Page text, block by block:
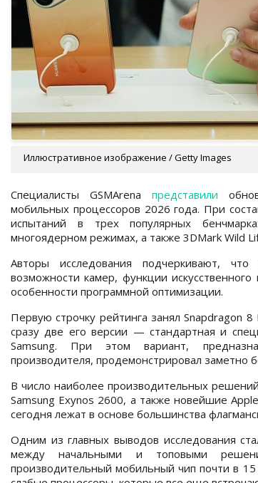
Иллюстративное изображение / Getty Images
Специалисты GSMArena представили
мобильных процессоров 2026 года. При
испытаний в трех популярных
многоядерном режимах, а также 3DMark Wild
Авторы исследования подчеркивают,
возможности камер, функции
особенности программной оптимизации.
Первую строчку рейтинга занял Snapdragon
сразу две его версии — стандартная и
Samsung. При этом вариант,
производителя, продемонстрировал заметно
В число наиболее производительных
Samsung Exynos 2600, а также новейшие
сегодня лежат в основе большинства
Одним из главных выводов исследования
между начальными и топовыми
производительный мобильный чип почти в